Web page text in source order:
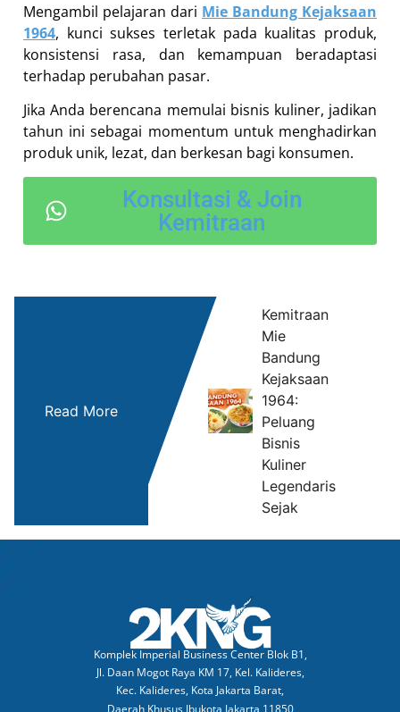
Mengambil pelajaran dari Mie Bandung Kejaksaan
1964, kunci sukses terletak pada kualitas produk,
konsistensi rasa, dan kemampuan beradaptasi
terhadap perubahan pasar.
Jika Anda berencana memulai bisnis kuliner, jadikan
tahun ini sebagai momentum untuk menghadirkan
produk unik, lezat, dan berkesan bagi konsumen.
Konsultasi & Join
Kemitraan
Read More
Kemitraan
Mie
Bandung
Kejaksaan
1964:
Peluang
Bisnis
Kuliner
Legendaris
Sejak
Komplek Imperial Business Center Blok B1,
Jl. Daan Mogot Raya KM 17, Kel. Kalideres,
Kec. Kalideres, Kota Jakarta Barat,
Daerah Khusus Ibukota Jakarta 11850